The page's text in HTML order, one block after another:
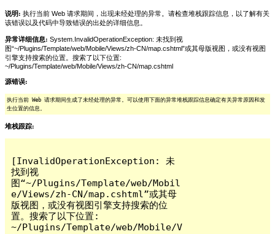
说明: 执行当前 Web 请求期间，出现未经处理的异常。请检查堆栈跟踪信息，以了解有关
该错误以及代码中导致错误的出处的详细信息。
异常详细信息: System.InvalidOperationException: 未找到视
图“~/Plugins/Template/web/Mobile/Views/zh-CN/map.cshtml”或其母版视图，或没有视图
引擎支持搜索的位置。搜索了以下位置:
~/Plugins/Template/web/Mobile/Views/zh-CN/map.cshtml
源错误:
执行当前 Web 请求期间生成了未经处理的异常。可以使用下面的异常堆栈跟踪信息确定有关异常原因和发
生位置的信息。
堆栈跟踪:
[InvalidOperationException: 未
找到视
图“~/Plugins/Template/web/Mobil
e/Views/zh-CN/map.cshtml”或其母
版视图，或没有视图引擎支持搜索的位
置。搜索了以下位置:
~/Plugins/Template/web/Mobile/V